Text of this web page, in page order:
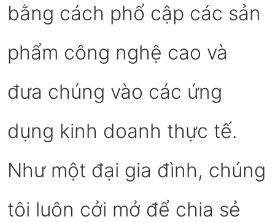
bằng cách phổ cập các sản
phẩm công nghệ cao và
đưa chúng vào các ứng
dụng kinh doanh thực tế.
Như một đại gia đình, chúng
tôi luôn cởi mở để chia sẻ